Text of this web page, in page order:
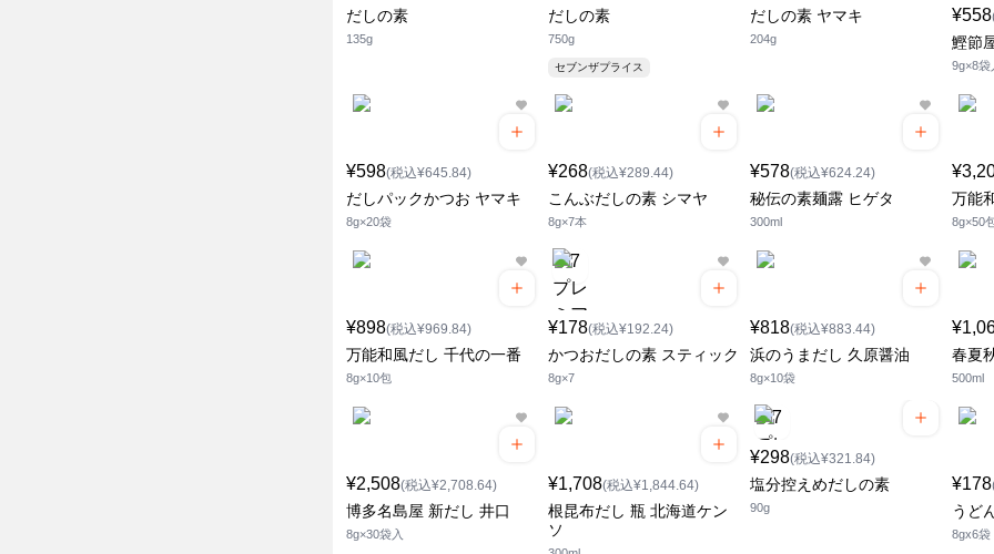
だしの素
135g
だしの素
750g
セブンザプライス
だしの素 ヤマキ
204g
¥558
鰹節
9g×8袋
¥598(税込¥645.84)
だしパックかつお ヤマキ
8g×20袋
¥268(税込¥289.44)
こんぶだしの素 シマヤ
8g×7本
¥578(税込¥624.24)
秘伝の素麺露 ヒゲタ
300ml
万能
8g×50
¥898(税込¥969.84)
万能和風だし 千代の一番
8g×10包
¥178(税込¥192.24)
かつおだしの素 スティック
8g×7
¥818(税込¥883.44)
浜のうまだし 久原醤油
8g×10袋
春夏
500ml
¥2,508(税込¥2,708.64)
博多名島屋 新だし 井口
8g×30袋入
¥1,708(税込¥1,844.64)
根昆布だし 瓶 北海道ケン
ソ
¥298(税込¥321.84)
塩分控えめだしの素
90g
¥178
うど
8gx6袋